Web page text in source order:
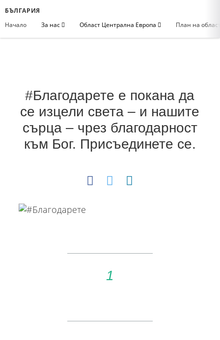
БЪЛГАРИЯ
Начало
За нас Област Централна Европа План на
#Благодарете е покана да
се изцели света – и нашите
сърца – чрез благодарност
към Бог. Присъединете се.
1